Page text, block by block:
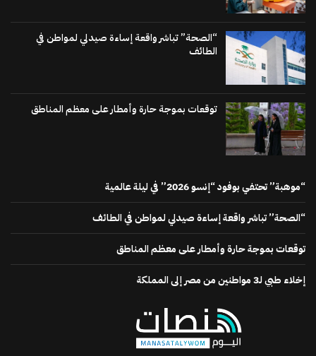
“الصحة” تباشر واقعة إساءة صيدلي لمواطن في
الطائف
توقعات بموجة حارة وأمطار على معظم المناطق
“موهبة” تحتفي بوفود “إنسو 2026” في ليلة عالمية
“الصحة” تباشر واقعة إساءة صيدلي لمواطن في الطائف
توقعات بموجة حارة وأمطار على معظم المناطق
إخلاء طبي لـ3 مواطنين من مصر إلى المملكة